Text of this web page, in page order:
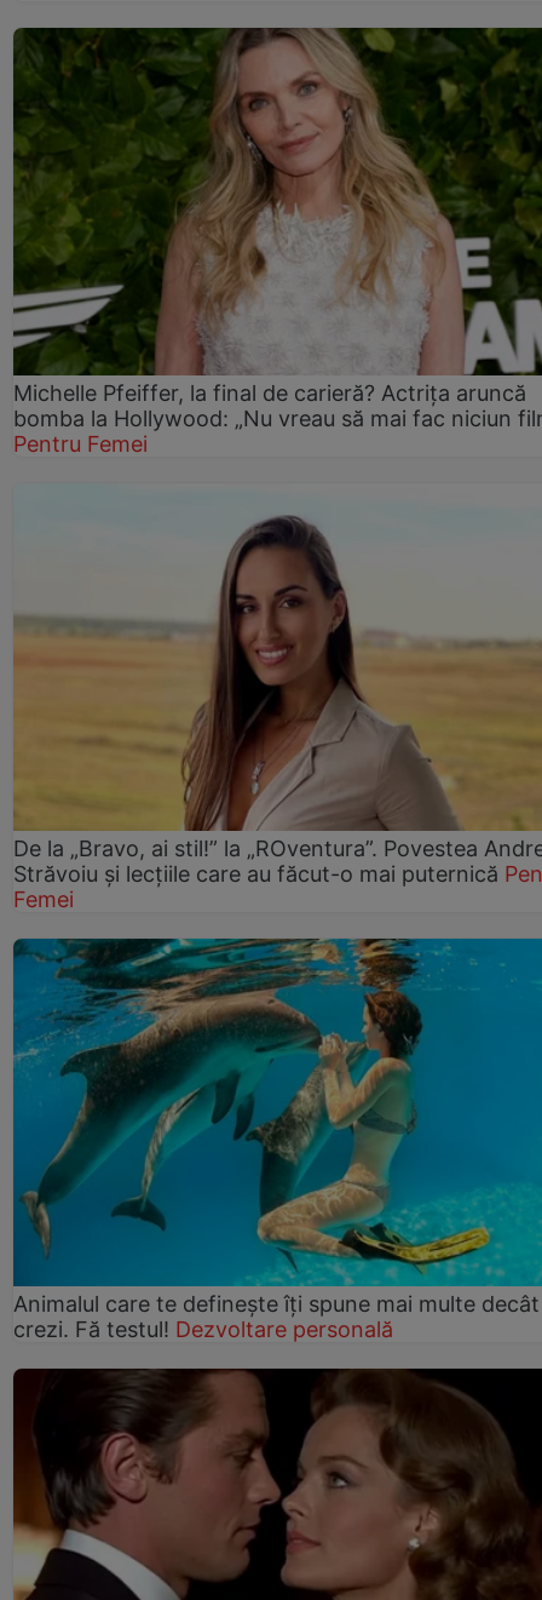
Michelle Pfeiffer, la final de carieră? Actrița aruncă
bomba la Hollywood: „Nu vreau să mai fac niciun
Pentru Femei
De la „Bravo, ai stil!” la „ROventura”. Povestea
Străvoiu și lecțiile care au făcut-o mai puternică
Femei
Animalul care te definește îți spune mai multe decât
crezi. Fă testul! Dezvoltare personală